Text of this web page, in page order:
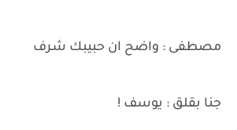
مصطفى : واضح ان حبيبك شرف
جنا بقلق : يوسف !